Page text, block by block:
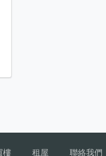
樓 租屋 聯絡我們